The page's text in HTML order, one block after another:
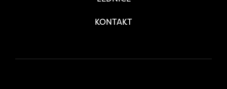
KONTAKT